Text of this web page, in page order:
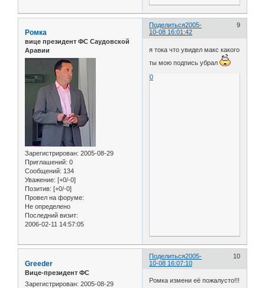
Поделиться 9
2005-
10-08 16:01:42
Ромка
вице президент ФС Саудовской
Аравии
Зарегистрирован: 2005-08-29
Приглашений: 0
Сообщений: 134
Уважение: [+0/-0]
Позитив: [+0/-0]
Провел на форуме:
Не определено
Последний визит:
2006-02-11 14:57:05
я тока что увидел макс какого
ты мою подпись убрал
0
Поделиться 10
2005-
10-08 16:07:10
Greeder
Вице-президент ФС
Зарегистрирован: 2005-08-29
Ромка измени её пожалусто!!!